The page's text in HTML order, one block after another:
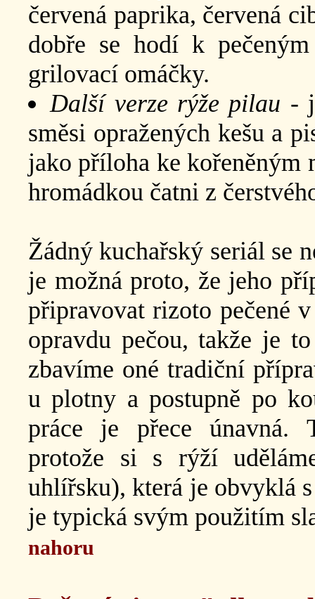
červená paprika, červená
dobře se hodí k
grilovací omáčky.
Další verze rýže pilau -
směsi opražených kešu a
jako příloha ke kořeněným
hromádkou čatni z
Žádný kuchařský seriál se
je možná proto, že jeho
připravovat rizoto pečené
opravdu pečou, takže je
zbavíme oné tradiční
u plotny a postupně po
práce je přece únavná.
protože si s rýží
uhlířsku), která je obvyklá
je typická svým použitím
nahoru